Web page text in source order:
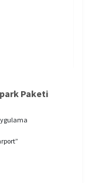
Paketi